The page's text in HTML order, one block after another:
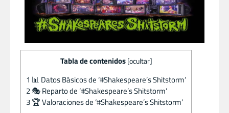
Tabla de contenidos [ocultar]
1 📊 Datos Básicos de ‘#Shakespeare’s Shitstorm’
2🎭 Reparto de ‘#Shakespeare’s Shitstorm’
3🏆 Valoraciones de ‘#Shakespeare’s Shitstorm’